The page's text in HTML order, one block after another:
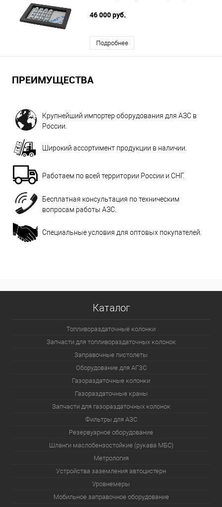
46 000 руб.
Подробнее
ПРЕИМУЩЕСТВА
Крупнейший импортер оборудования для АЗС в
России.
Широкий ассортимент продукции в наличии.
Работаем по всей территории России и СНГ.
Бесплатная консультация по техническим
вопросам работы АЗС.
Специальные условия для оптовых покупателей.
Каталог
Топливораздаточные колонки
Запчасти для топливораздаточных колонок
Заправочные пистолеты
Оборудование для АГЗС
Газораздаточные колонки
Газораздаточные краны
Запчасти для газораздаточных колонок
Фильтры для АЗС
Резервуарное оборудование
Шланги маслобензостойкие (рукава МБС)
Метрология
Устройства заземления автоцистерн
Уровнемеры
Мобильное заправочное оборудование